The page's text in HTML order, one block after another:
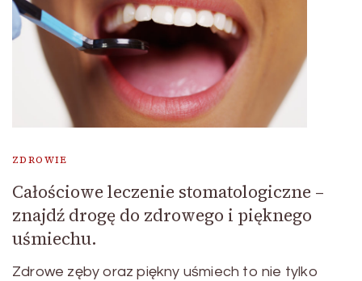
ZDROWIE
Całościowe leczenie stomatologiczne –
znajdź drogę do zdrowego i pięknego
uśmiechu.
Zdrowe zęby oraz piękny uśmiech to nie tylko